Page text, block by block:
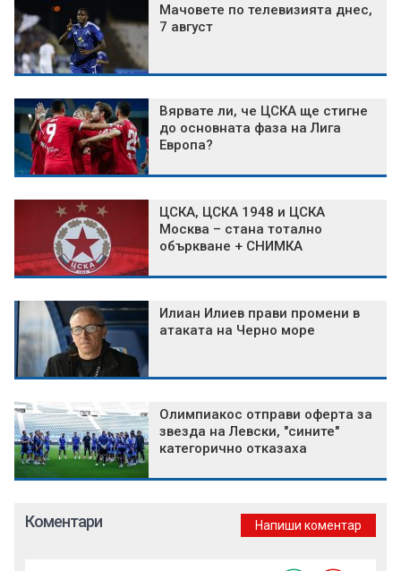
Мачовете по телевизията днес,
7 август
Вярвате ли, че ЦСКА ще стигне
до основната фаза на Лига
Европа?
ЦСКА, ЦСКА 1948 и ЦСКА
Москва – стана тотално
объркване + СНИМКА
Илиан Илиев прави промени в
атаката на Черно море
Олимпиакос отправи оферта за
звезда на Левски, "сините"
категорично отказаха
Коментари Напиши коментар